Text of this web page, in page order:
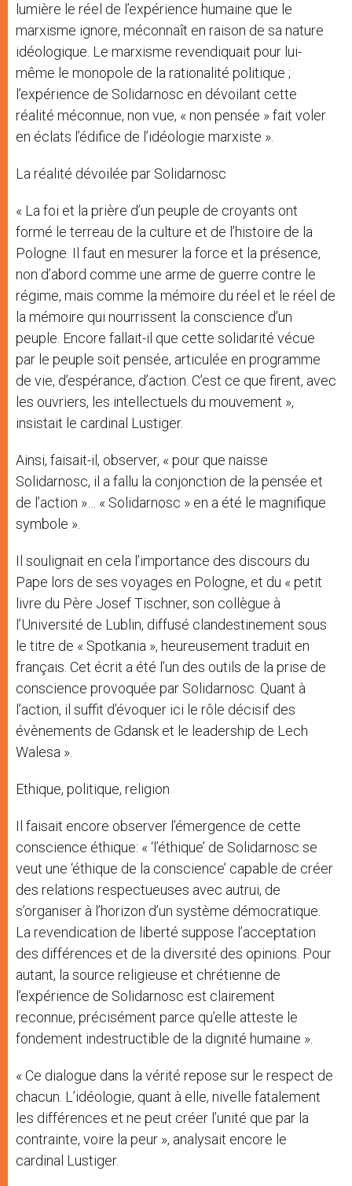
lumière le réel de l’expérience humaine que le
marxisme ignore, méconnaît en raison de sa nature
idéologique. Le marxisme revendiquait pour lui-
même le monopole de la rationalité politique ;
l’expérience de Solidarnosc en dévoilant cette
réalité méconnue, non vue, « non pensée » fait voler
en éclats l’édifice de l’idéologie marxiste ».
La réalité dévoilée par Solidarnosc
« La foi et la prière d’un peuple de croyants ont
formé le terreau de la culture et de l’histoire de la
Pologne. Il faut en mesurer la force et la présence,
non d’abord comme une arme de guerre contre le
régime, mais comme la mémoire du réel et le réel de
la mémoire qui nourrissent la conscience d’un
peuple. Encore fallait-il que cette solidarité vécue
par le peuple soit pensée, articulée en programme
de vie, d’espérance, d’action. C’est ce que firent, avec
les ouvriers, les intellectuels du mouvement »,
insistait le cardinal Lustiger.
Ainsi, faisait-il, observer, « pour que naisse
Solidarnosc, il a fallu la conjonction de la pensée et
de l’action »… « Solidarnosc » en a été le magnifique
symbole ».
Il soulignait en cela l’importance des discours du
Pape lors de ses voyages en Pologne, et du « petit
livre du Père Josef Tischner, son collègue à
l’Université de Lublin, diffusé clandestinement sous
le titre de « Spotkania », heureusement traduit en
français. Cet écrit a été l’un des outils de la prise de
conscience provoquée par Solidarnosc. Quant à
l’action, il suffit d’évoquer ici le rôle décisif des
évènements de Gdansk et le leadership de Lech
Walesa ».
Ethique, politique, religion
Il faisait encore observer l’émergence de cette
conscience éthique: « ‘l’éthique’ de Solidarnosc se
veut une ‘éthique de la conscience’ capable de créer
des relations respectueuses avec autrui, de
s’organiser à l’horizon d’un système démocratique.
La revendication de liberté suppose l’acceptation
des différences et de la diversité des opinions. Pour
autant, la source religieuse et chrétienne de
l’expérience de Solidarnosc est clairement
reconnue, précisément parce qu’elle atteste le
fondement indestructible de la dignité humaine ».
« Ce dialogue dans la vérité repose sur le respect de
chacun. L’idéologie, quant à elle, nivelle fatalement
les différences et ne peut créer l’unité que par la
contrainte, voire la peur », analysait encore le
cardinal Lustiger.